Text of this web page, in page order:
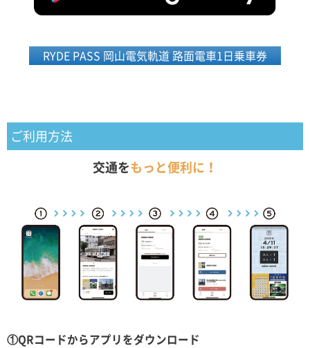
RYDE PASS 岡山電気軌道 路面電車1日乗車券
ご利用方法
交通をもっと便利に！
①QRコードからアプリをダウンロード